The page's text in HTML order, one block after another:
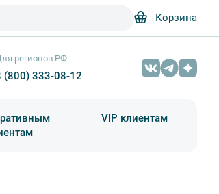
Корзина
регионов РФ
(800) 333-08-12
VIP клиентам